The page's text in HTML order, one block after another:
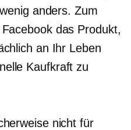
anders. Zum
das Produkt,
an Ihr Leben
Kaufkraft zu
nicht für